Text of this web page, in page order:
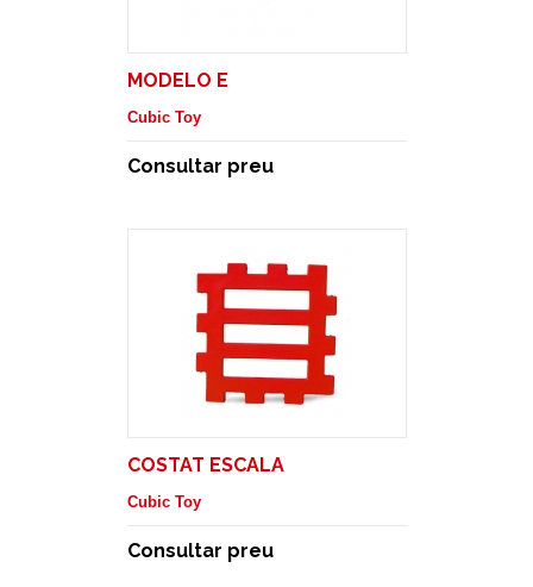
MODELO E
Cubic Toy
Consultar preu
COSTAT ESCALA
Cubic Toy
Consultar preu